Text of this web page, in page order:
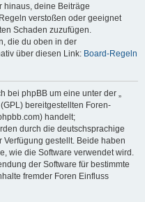
hinaus, deine Beiträge
verstoßen oder geeignet
Schaden zuzufügen.
die du oben in der
über diesen Link: Board-Regeln
bei phpBB um eine unter der „
(GPL) bereitgestellten Foren-
handelt;
durch die deutschsprachige
gestellt. Beide haben
wie die Software verwendet wird.
der Software für bestimmte
fremder Foren Einfluss